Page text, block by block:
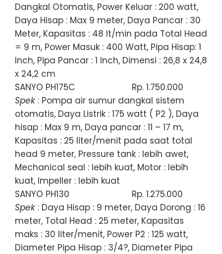
Dangkal Otomatis, Power Keluar : 200 watt,
Daya Hisap : Max 9 meter, Daya Pancar : 30
Meter, Kapasitas : 48 lt/min pada Total Head
= 9 m, Power Masuk : 400 Watt, Pipa Hisap: 1
Inch, Pipa Pancar : 1 Inch, Dimensi : 26,8 x 24,8
x 24,2 cm
SANYO PH175C
Rp. 1.750.000
Spek : Pompa air sumur dangkal sistem
otomatis, Daya Listrik : 175 watt ( P2 ), Daya
hisap : Max 9 m, Daya pancar : 11 – 17 m,
Kapasitas : 25 liter/menit pada saat total
head 9 meter, Pressure tank : lebih awet,
Mechanical seal : lebih kuat, Motor : lebih
kuat, Impeller : lebih kuat
SANYO PH130
Rp. 1.275.000
Spek : Daya Hisap : 9 meter, Daya Dorong : 16
meter, Total Head : 25 meter, Kapasitas
maks : 30 liter/menit, Power P2 : 125 watt,
Diameter Pipa Hisap : 3/4?, Diameter Pipa